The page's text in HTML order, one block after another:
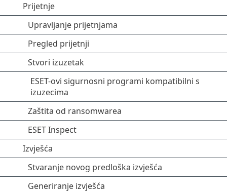
Prijetnje
Upravljanje prijetnjama
Pregled prijetnji
Stvori izuzetak
ESET-ovi sigurnosni programi kompatibilni s
izuzecima
Zaštita od ransomwarea
ESET Inspect
Izvješća
Stvaranje novog predloška izvješća
Generiranje izvješća